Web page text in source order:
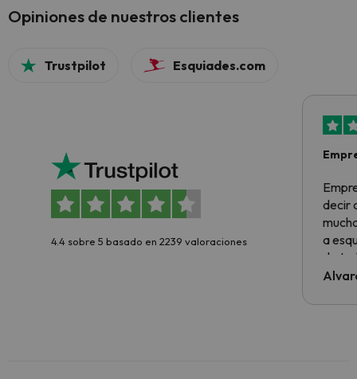
Opiniones de nuestros clientes
Trustpilot Esquiades.com
4.4 sobre 5 basado en 2239 valoraciones
decir
a
de
al
culpa